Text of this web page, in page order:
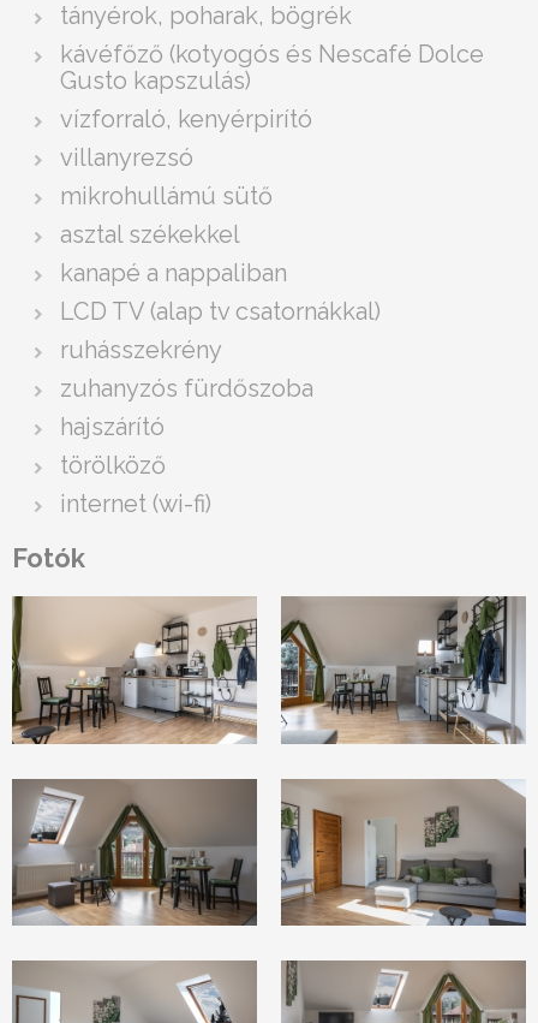
tányérok, poharak, bögrék
kávéfőző (kotyogós és Nescafé Dolce
Gusto kapszulás)
vízforraló, kenyérpirító
villanyrezsó
mikrohullámú sütő
asztal székekkel
kanapé a nappaliban
LCD TV (alap tv csatornákkal)
ruhásszekrény
zuhanyzós fürdőszoba
hajszárító
törölköző
internet (wi-fi)
Fotók